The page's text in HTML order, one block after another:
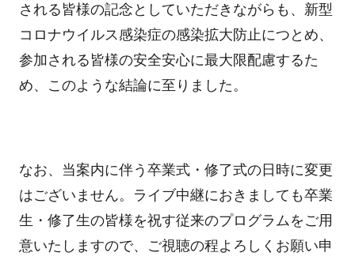
される皆様の記念としていただきながらも、新型
コロナウイルス感染症の感染拡大防止につとめ、
参加される皆様の安全安心に最大限配慮するた
め、このような結論に至りました。
なお、当案内に伴う卒業式・修了式の日時に変更
はございません。ライブ中継におきましても卒業
生・修了生の皆様を祝す従来のプログラムをご用
意いたしますので、ご視聴の程よろしくお願い申